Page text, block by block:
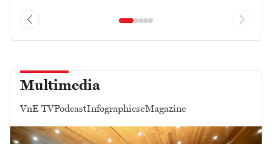
Multimedia
VnE TVPodcastInfographicseMagazine